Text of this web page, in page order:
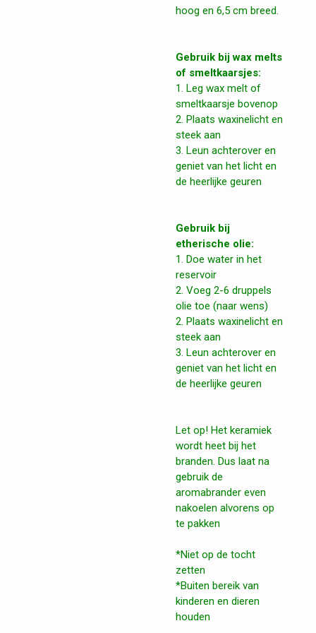
hoog en 6,5 cm breed.
Gebruik bij wax melts
of smeltkaarsjes:
1. Leg wax melt of
smeltkaarsje bovenop
2. Plaats waxinelicht en
steek aan
3. Leun achterover en
geniet van het licht en
de heerlijke geuren
Gebruik bij
etherische olie:
1. Doe water in het
reservoir
2. Voeg 2-6 druppels
olie toe (naar wens)
2. Plaats waxinelicht en
steek aan
3. Leun achterover en
geniet van het licht en
de heerlijke geuren
Let op! Het keramiek
wordt heet bij het
branden. Dus laat na
gebruik de
aromabrander even
nakoelen alvorens op
te pakken
*Niet op de tocht
zetten
*Buiten bereik van
kinderen en dieren
houden